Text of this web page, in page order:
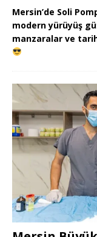
Mersin’de Soli
modern yürüyüş
manzaralar ve